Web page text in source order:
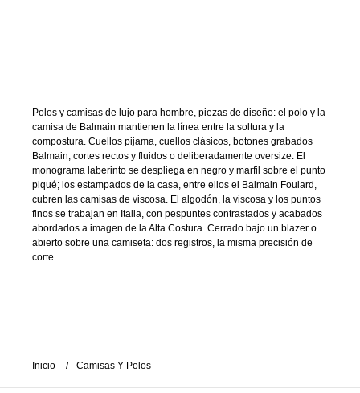
Polos y camisas de lujo para hombre, piezas de diseño: el polo y la
camisa de Balmain mantienen la línea entre la soltura y la
compostura. Cuellos pijama, cuellos clásicos, botones grabados
Balmain, cortes rectos y fluidos o deliberadamente oversize. El
monograma laberinto se despliega en negro y marfil sobre el punto
piqué; los estampados de la casa, entre ellos el Balmain Foulard,
cubren las camisas de viscosa. El algodón, la viscosa y los puntos
finos se trabajan en Italia, con pespuntes contrastados y acabados
abordados a imagen de la Alta Costura. Cerrado bajo un blazer o
abierto sobre una camiseta: dos registros, la misma precisión de
corte.
Inicio Camisas Y Polos